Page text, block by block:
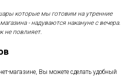
которые мы готовим на утренние
- надуваются накануне с вечера.
не повлияет.
магазине, Вы можете сделать удобный